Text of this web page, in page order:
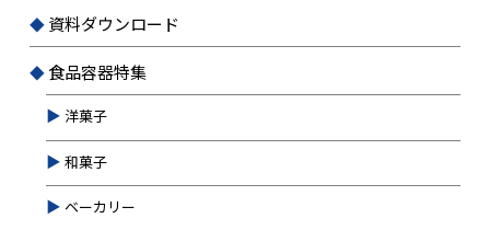
資料ダウンロード
食品容器特集
洋菓子
和菓子
ベーカリー